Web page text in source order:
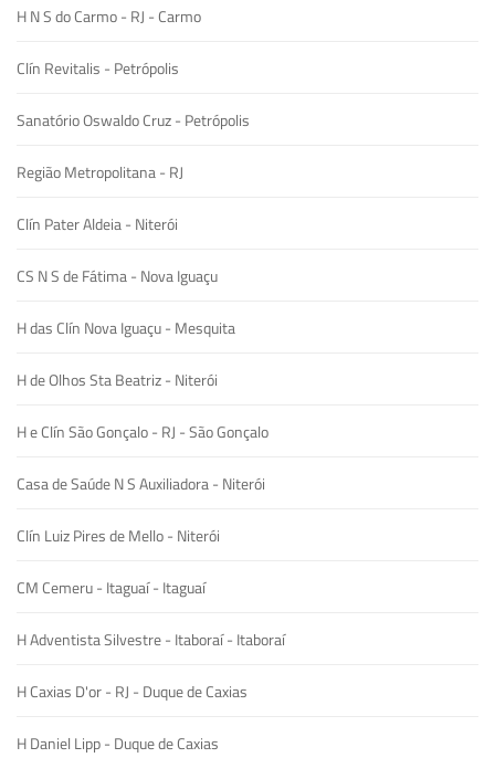
H N S do Carmo - RJ - Carmo
Clín Revitalis - Petrópolis
Sanatório Oswaldo Cruz - Petrópolis
Região Metropolitana - RJ
Clín Pater Aldeia - Niterói
CS N S de Fátima - Nova Iguaçu
H das Clín Nova Iguaçu - Mesquita
H de Olhos Sta Beatriz - Niterói
H e Clín São Gonçalo - RJ - São Gonçalo
Casa de Saúde N S Auxiliadora - Niterói
Clín Luiz Pires de Mello - Niterói
CM Cemeru - Itaguaí - Itaguaí
H Adventista Silvestre - Itaboraí - Itaboraí
H Caxias D'or - RJ - Duque de Caxias
H Daniel Lipp - Duque de Caxias